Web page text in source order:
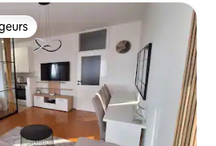
les plus appréciés